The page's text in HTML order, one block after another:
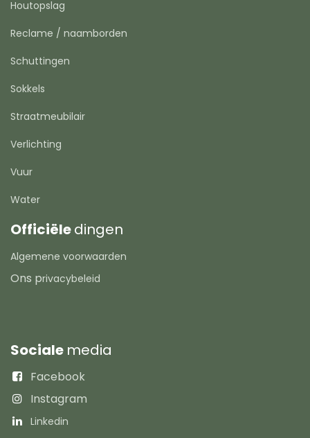
Houtopslag
Reclame / naamborden
Schuttingen
Sokkels
Straatmeubilair
Verlichting
Vuur
Water
Officiëledingen
Algemene voorwaarden
Ons privacybeleid
Sociale media
Facebook
Instagram
Linkedin